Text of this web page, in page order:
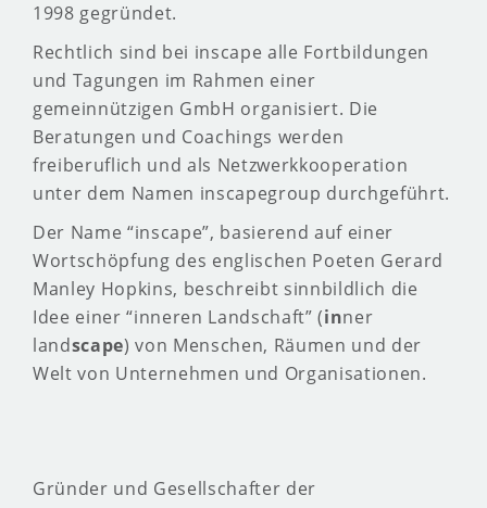
1998 gegründet.
Rechtlich sind bei inscape alle Fortbildungen
und Tagungen im Rahmen einer
gemeinnützigen GmbH organisiert. Die
Beratungen und Coachings werden
freiberuflich und als Netzwerkkooperation
unter dem Namen inscapegroup durchgeführt.
Der Name “inscape”, basierend auf einer
Wortschöpfung des englischen Poeten Gerard
Manley Hopkins, beschreibt sinnbildlich die
Idee einer “inneren Landschaft” (inner
landscape) von Menschen, Räumen und der
Welt von Unternehmen und Organisationen.
Gründer und Gesellschafter der